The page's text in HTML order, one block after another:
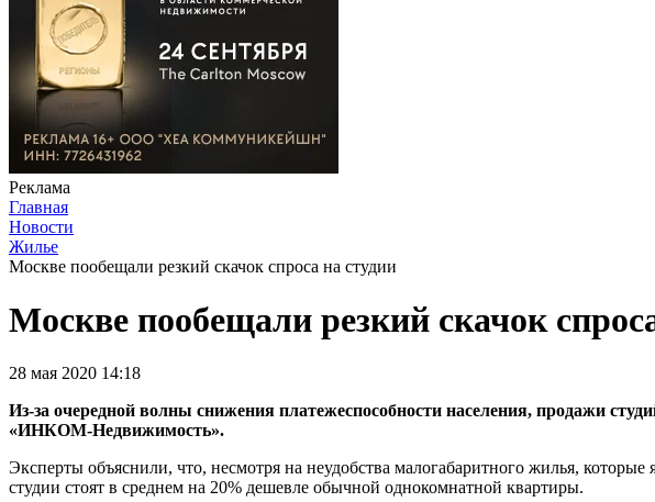
Реклама
Главная
Новости
Жилье
Москве пообещали резкий скачок спроса на студии
Москве пообещали резкий скачок
28 мая 2020 14:18
Из-за очередной волны снижения платежеспособности населения, продажи
«ИНКОМ-Недвижимость».
Эксперты объяснили, что, несмотря на неудобства малогабаритного жилья,
студии стоят в среднем на 20% дешевле обычной однокомнатной квартиры.